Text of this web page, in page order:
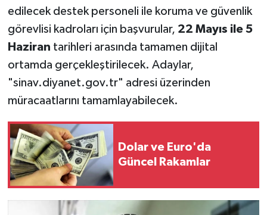
edilecek destek personeli ile koruma ve güvenlik
görevlisi kadroları için başvurular, 22 Mayıs ile 5
Haziran tarihleri arasında tamamen dijital
ortamda gerçekleştirilecek. Adaylar,
"sinav.diyanet.gov.tr" adresi üzerinden
müracaatlarını tamamlayabilecek.
Dolar ve Euro'da
Güncel Rakamlar